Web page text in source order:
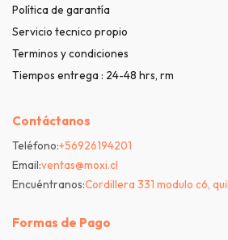
Política de garantía
Servicio tecnico propio
Terminos y condiciones
Tiempos entrega : 24-48 hrs, rm
Contáctanos
Teléfono:+56926194201
Email:ventas@moxi.cl
Encuéntranos:Cordillera 331 modulo c6,
Formas de Pago